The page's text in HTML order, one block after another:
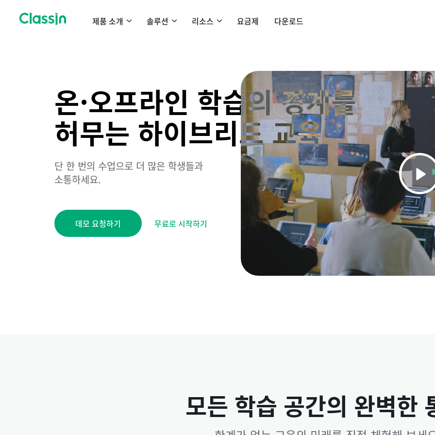
제품 소개 솔루션 리소스 요금제 다운로드
온·오프라인 학습의 경계를
허무는 하이브리드 교육
단 한 번의 수업으로 더 많은 학생들과
소통하세요.
데모 요청하기 무료로 시작하기
모든 학습 공간의 완벽한